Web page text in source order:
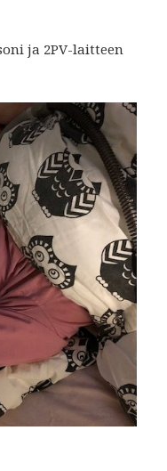
ja 2PV-laitteen